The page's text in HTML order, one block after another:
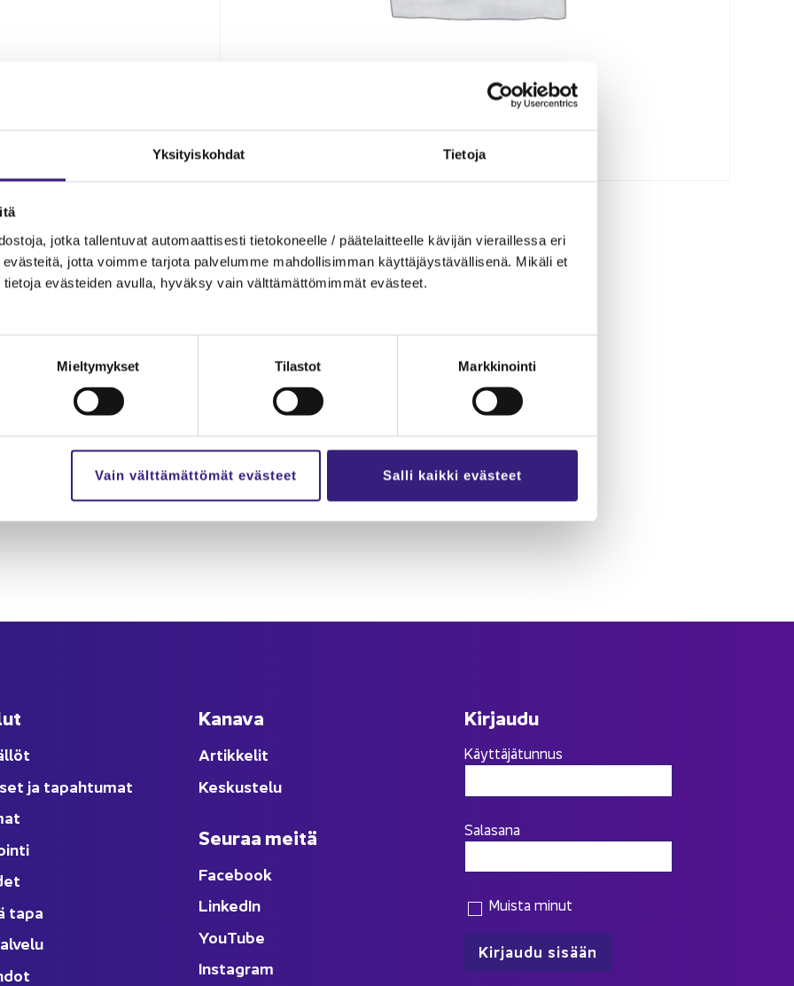
Yk­si­tyis­koh­dat Tie­to­ja
jotka tal­len­tu­vat au­to­maat­ti­ses­ti tie­to­ko­neel­le / pää­te­lait­teel­le kä­vi­jän vie­rail­les­sa eri
jotta voim­me tar­jo­ta pal­ve­lum­me mah­dol­li­sim­man käyt­tä­jäys­tä­väl­li­se­nä. Mi­kä­li et
eväs­tei­den avul­la, hy­väk­sy vain vält­tä­mät­tö­mim­mät eväs­teet.
Mieltymykset Tilastot Markkinointi
Vain välttämättömät evästeet Salli kaikki evästeet
€ (alv 0%)
ja ta­pah­tu­mat
tapa
Ka­na­va
Ar­tik­ke­lit
Kes­kus­te­lu
Seu­raa meitä
Face­book
Lin­ke­dIn
YouTube
Ins­ta­gram
Kir­jau­du
Käyttäjätunnus
Salasana
Muista minut